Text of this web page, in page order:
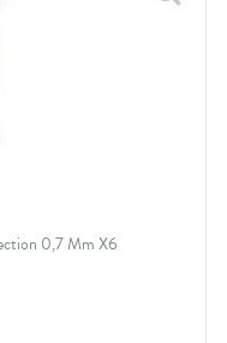
0,7 Mm X6